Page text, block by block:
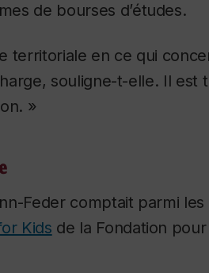
de bourses d’études.
territoriale en ce qui
souligne-t-elle. Il est
»
Feder comptait parmi les
Kids de la Fondation pour